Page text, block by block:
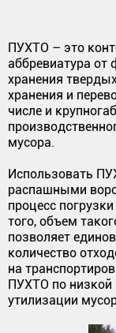
ПУХТО – это
аббревиатура от
хранения
хранения и
числе и
мусора.
Использовать
распашными
процесс
того, объем
позволяет
количество
на
ПУХТО по низкой
утилизации